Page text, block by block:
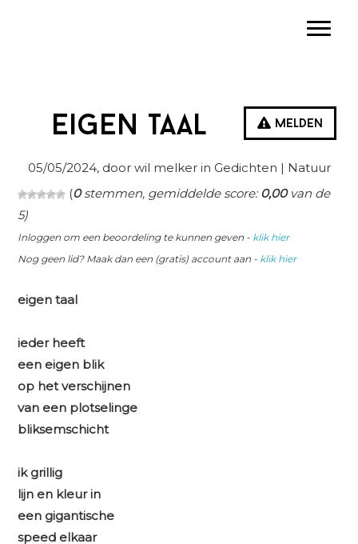
Melden
Eigen taal
05/05/2024, door wil melker in Gedichten | Natuur
(0stemmen, gemiddelde score:0,00van de
5)
Inloggen om een beoordeling te kunnen geven - klik hier
Nog geen lid? Maak dan een (gratis) account aan - klik hier
eigen taal
ieder heeft
een eigen blik
op het verschijnen
van een plotselinge
bliksemschicht
ik grillig
lijn en kleur in
een gigantische
speed elkaar